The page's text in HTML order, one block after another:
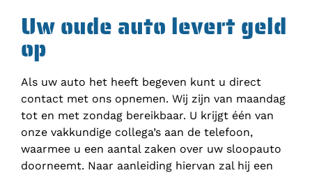
Uw oude auto levert geld
op
Als uw auto het heeft begeven kunt u direct
contact met ons opnemen. Wij zijn van maandag
tot en met zondag bereikbaar. U krijgt één van
onze vakkundige collega’s aan de telefoon,
waarmee u een aantal zaken over uw sloopauto
doorneemt. Naar aanleiding hiervan zal hij een